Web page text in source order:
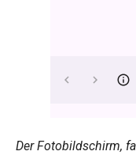
Der Fotobildschirm,